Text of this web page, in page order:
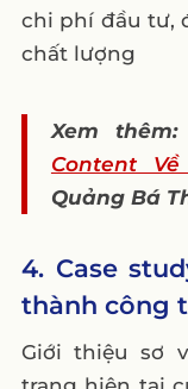
chi phí đầu tư,
chất lượng
Xem
Content
Quảng Bá
4. Case
thành công
Giới thiệu sơ